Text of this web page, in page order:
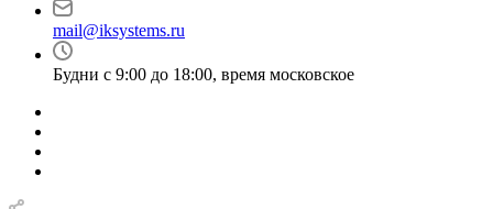
mail@iksystems.ru
Будни с 9:00 до 18:00, время московское